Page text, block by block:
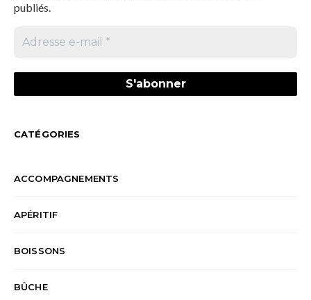
publiés.
CATÉGORIES
ACCOMPAGNEMENTS
APÉRITIF
BOISSONS
BÛCHE